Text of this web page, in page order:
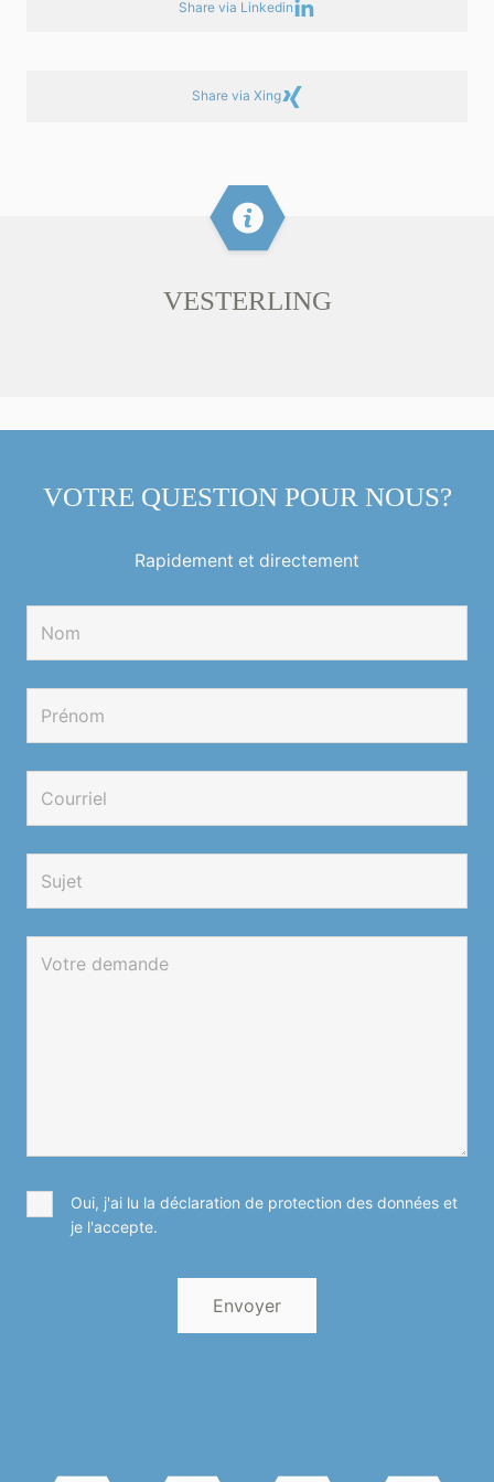
Share via Linkedin
Share via Xing
VESTERLING
VOTRE QUESTION POUR NOUS?
Rapidement et directement
Oui, j'ai lu la déclaration de protection des données et
je l'accepte.